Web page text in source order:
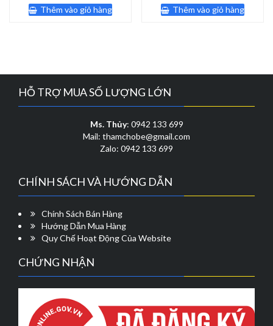
là:
262,000 ₫.
tại
là:
Thêm vào giỏ hàng
là:
126,000 ₫.
tại
là:
Thêm vào giỏ hàng
HỖ TRỢ MUA SỐ LƯỢNG LỚN
Ms. Thủy: 0942 133 699
Mail: thamchobe@gmail.com
Zalo: 0942 133 699
CHÍNH SÁCH VÀ HƯỚNG DẪN
Chính Sách Bán Hàng
Hướng Dẫn Mua Hàng
Quy Chế Hoạt Động Của Website
CHỨNG NHẬN